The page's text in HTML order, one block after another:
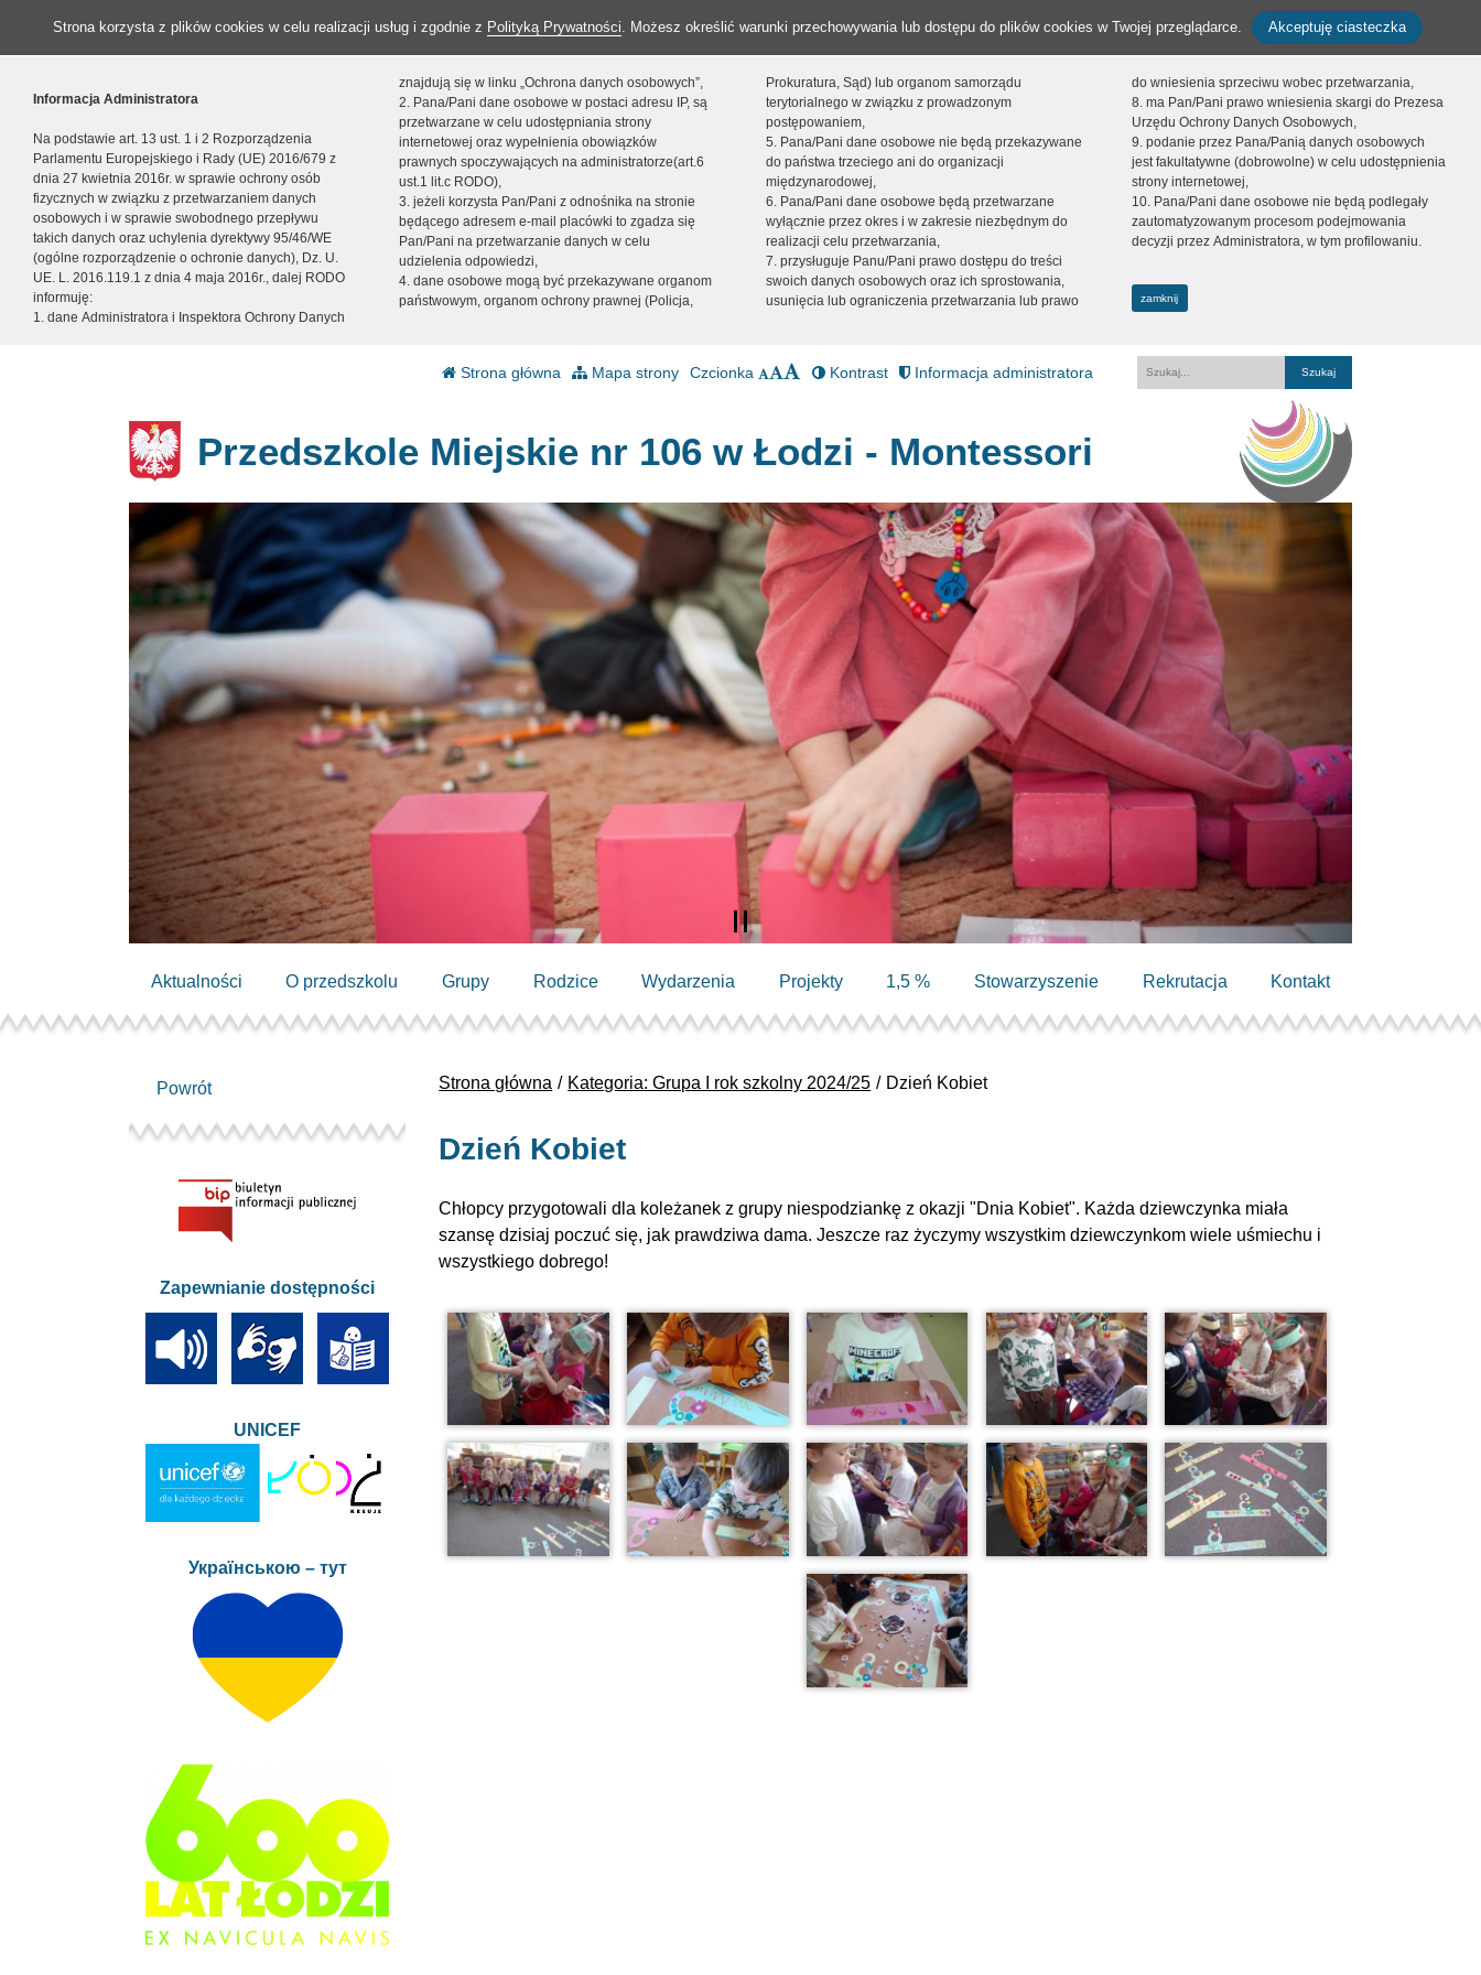
Strona korzysta z plików cookies w celu realizacji usług i zgodnie z Polityką Prywatności. Możesz określić warunki przechowywania lub dostępu do plików cookies w Twojej przeglądarce. Akceptuję ciasteczka
Informacja Administratora
Na podstawie art. 13 ust. 1 i 2 Rozporządzenia
Parlamentu Europejskiego i Rady (UE) 2016/679 z
dnia 27 kwietnia 2016r. w sprawie ochrony osób
fizycznych w związku z przetwarzaniem danych
osobowych i w sprawie swobodnego przepływu
takich danych oraz uchylenia dyrektywy 95/46/WE
(ogólne rozporządzenie o ochronie danych), Dz. U.
UE. L. 2016.119.1 z dnia 4 maja 2016r., dalej RODO
informuję:
1. dane Administratora i Inspektora Ochrony Danych
znajdują się w linku „Ochrona danych osobowych”,
2. Pana/Pani dane osobowe w postaci adresu IP, są
przetwarzane w celu udostępniania strony
internetowej oraz wypełnienia obowiązków
prawnych spoczywających na administratorze(art.6
ust.1 lit.c RODO),
3. jeżeli korzysta Pan/Pani z odnośnika na stronie
będącego adresem e-mail placówki to zgadza się
Pan/Pani na przetwarzanie danych w celu
udzielenia odpowiedzi,
4. dane osobowe mogą być przekazywane organom
państwowym, organom ochrony prawnej (Policja,
Prokuratura, Sąd) lub organom samorządu
terytorialnego w związku z prowadzonym
postępowaniem,
5. Pana/Pani dane osobowe nie będą przekazywane
do państwa trzeciego ani do organizacji
międzynarodowej,
6. Pana/Pani dane osobowe będą przetwarzane
wyłącznie przez okres i w zakresie niezbędnym do
realizacji celu przetwarzania,
7. przysługuje Panu/Pani prawo dostępu do treści
swoich danych osobowych oraz ich sprostowania,
usunięcia lub ograniczenia przetwarzania lub prawo
do wniesienia sprzeciwu wobec przetwarzania,
8. ma Pan/Pani prawo wniesienia skargi do Prezesa
Urzędu Ochrony Danych Osobowych,
9. podanie przez Pana/Panią danych osobowych
jest fakultatywne (dobrowolne) w celu udostępnienia
strony internetowej,
10. Pana/Pani dane osobowe nie będą podlegały
zautomatyzowanym procesom podejmowania
decyzji przez Administratora, w tym profilowaniu.
zamknij
Strona główna Mapa strony Czcionka Kontrast Informacja administratora
Fraza
Przedszkole Miejskie nr 106 w Łodzi - Montessori
Aktualności O przedszkolu Grupy Rodzice Wydarzenia Projekty 1,5 % Stowarzyszenie Rekrutacja Kontakt
Strona główna Kategoria: Grupa I rok szkolny 2024/25 Dzień Kobiet
Dzień Kobiet
Chłopcy przygotowali dla koleżanek z grupy niespodziankę z okazji "Dnia Kobiet". Każda dziewczynka miała
szansę dzisiaj poczuć się, jak prawdziwa dama. Jeszcze raz życzymy wszystkim dziewczynkom wiele uśmiechu i
wszystkiego dobrego!
Powrót
Zapewnianie dostępności
UNICEF
Українською – тут